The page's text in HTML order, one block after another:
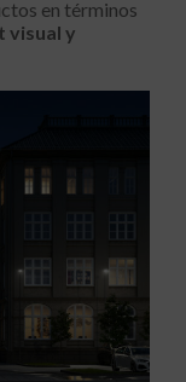
en términos
visual y